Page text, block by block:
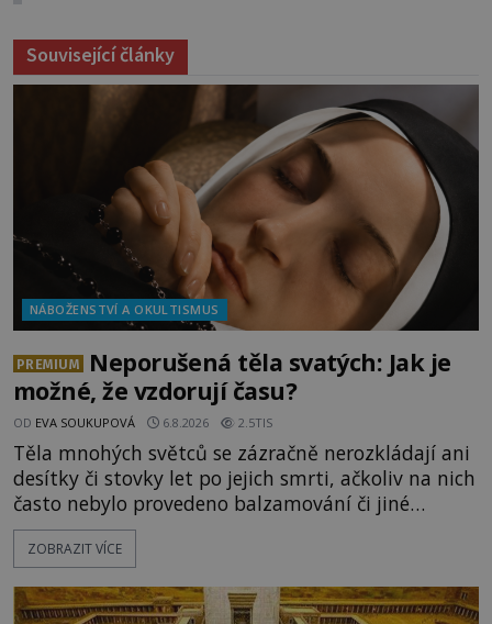
Související články
NÁBOŽENSTVÍ A OKULTISMUS
PREMIUM
Neporušená těla svatých: Jak je
možné, že vzdorují času?
OD EVA SOUKUPOVÁ 6.8.2026 2.5TIS
Těla mnohých světců se zázračně nerozkládají ani
desítky či stovky let po jejich smrti, ačkoliv na nich
často nebylo provedeno balzamování či jiné
pokusy o konzervaci. Neporušené ostatky bývají
považovány za důkaz svatosti zemřelých. Jaké
osobností ochraňují? Na hřbitově u kláštera
ZOBRAZIT VÍCE